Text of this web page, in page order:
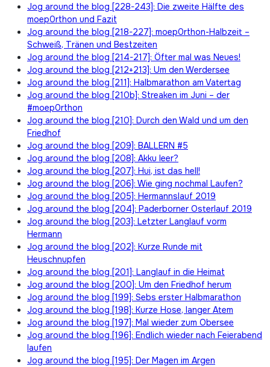
Jog around the blog [228-243]: Die zweite Hälfte des
moep0rthon und Fazit
Jog around the blog [218-227]: moep0rthon-Halbzeit –
Schweiß, Tränen und Bestzeiten
Jog around the blog [214-217]: Öfter mal was Neues!
Jog around the blog [212+213]: Um den Werdersee
Jog around the blog [211]: Halbmarathon am Vatertag
Jog around the blog [210b]: Streaken im Juni – der
#moep0rthon
Jog around the blog [210]: Durch den Wald und um den
Friedhof
Jog around the blog [209]: BALLERN #5
Jog around the blog [208]: Akku leer?
Jog around the blog [207]: Hui, ist das hell!
Jog around the blog [206]: Wie ging nochmal Laufen?
Jog around the blog [205]: Hermannslauf 2019
Jog around the blog [204]: Paderborner Osterlauf 2019
Jog around the blog [203]: Letzter Langlauf vorm
Hermann
Jog around the blog [202]: Kurze Runde mit
Heuschnupfen
Jog around the blog [201]: Langlauf in die Heimat
Jog around the blog [200]: Um den Friedhof herum
Jog around the blog [199]: Sebs erster Halbmarathon
Jog around the blog [198]: Kurze Hose, langer Atem
Jog around the blog [197]: Mal wieder zum Obersee
Jog around the blog [196]: Endlich wieder nach Feierabend
laufen
Jog around the blog [195]: Der Magen im Argen